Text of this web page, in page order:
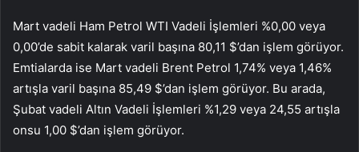
Mart vadeli Ham Petrol WTI Vadeli İşlemleri %0,00 veya
0,00’de sabit kalarak varil başına 80,11 $’dan işlem görüyor.
Emtialarda ise Mart vadeli Brent Petrol 1,74% veya 1,46%
artışla varil başına 85,49 $’dan işlem görüyor. Bu arada,
Şubat vadeli Altın Vadeli İşlemleri %1,29 veya 24,55 artışla
onsu 1,00 $’dan işlem görüyor.